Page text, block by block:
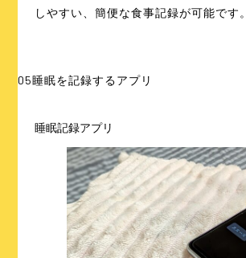
しやすい、簡便な食事記録が可能です。
05睡眠を記録するアプリ
睡眠記録アプリ